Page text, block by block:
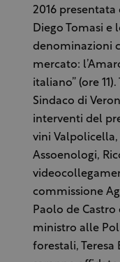
2016 presentata
Diego Tomasi e
denominazioni
mercato:
italiano” (ore
Sindaco di
interventi del
vini
Assoenologi,
commissione
Paolo de
ministro alle
forestali, Teresa